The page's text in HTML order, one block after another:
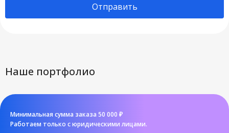
Отправить
Наше портфолио
Минимальная сумма заказа 50 000 ₽
Работаем только с юридическими лицами.